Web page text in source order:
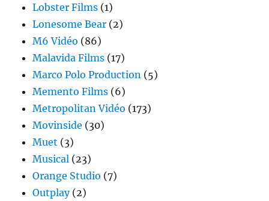
Lobster Films (1)
Lonesome Bear (2)
M6 Vidéo (86)
Malavida Films (17)
Marco Polo Production (5)
Memento Films (6)
Metropolitan Vidéo (173)
Movinside (30)
Muet (3)
Musical (23)
Orange Studio (7)
Outplay(2)